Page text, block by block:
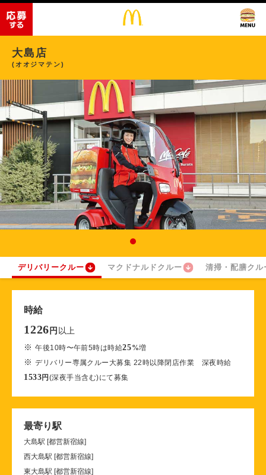
大島店
(オオジマテン)
デリバリークルー マクドナルドクルー 清掃・配膳クル
時給
1226 円 以上
※午後10時〜午前5時は時給25%増
※デリバリー専属クルー大募集 22時以降閉店作業 深夜時給
1533円(深夜手当含む)にて募集
最寄り駅
大島駅 [都営新宿線]
西大島駅 [都営新宿線]
東大島駅 [都営新宿線]